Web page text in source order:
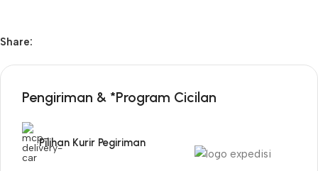
Share:
Pengiriman & *Program Cicilan
Pilihan Kurir Pegiriman